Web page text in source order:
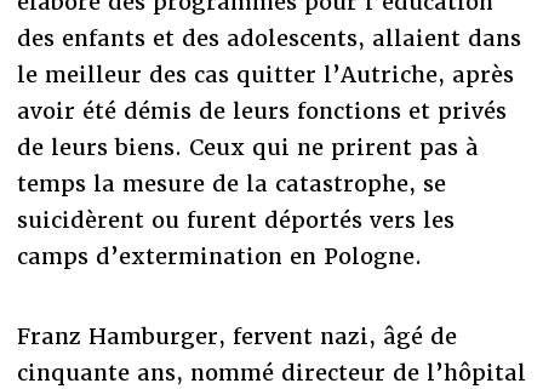
des enfants et des adolescents, allaient dans
le meilleur des cas quitter l’Autriche, après
avoir été démis de leurs fonctions et privés
de leurs biens. Ceux qui ne prirent pas à
temps la mesure de la catastrophe, se
suicidèrent ou furent déportés vers les
camps d’extermination en Pologne.
Franz Hamburger, fervent nazi, âgé de
cinquante ans, nommé directeur de l’hôpital